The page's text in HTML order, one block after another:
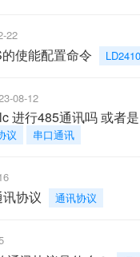
22
使能配置命令
08-12
进行485通讯吗 或者
议 串口通讯
协议 通讯协议